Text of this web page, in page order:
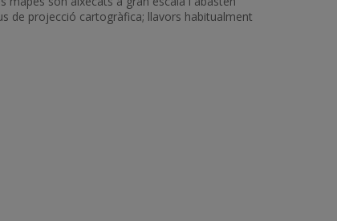
de projecció cartogràfica; llavors habitualment